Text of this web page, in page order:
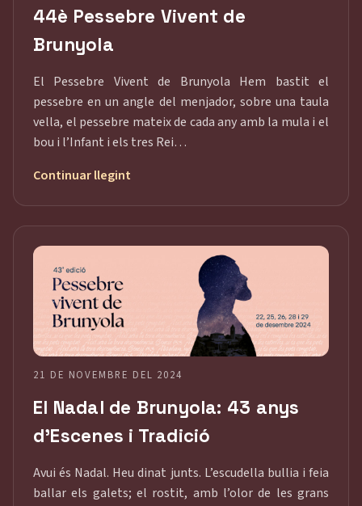
44è Pessebre Vivent de
Brunyola
El Pessebre Vivent de Brunyola Hem bastit el
pessebre en un angle del menjador, sobre una taula
vella, el pessebre mateix de cada any amb la mula i el
bou i l’Infant i els tres Rei…
Continuar llegint
21 DE NOVEMBRE DEL 2024
El Nadal de Brunyola: 43 anys
d’Escenes i Tradició
Avui és Nadal. Heu dinat junts. L’escudella bullia i feia
ballar els galets; el rostit, amb l’olor de les grans